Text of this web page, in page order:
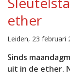
ether
Leiden, 23 februari
Sinds
uit in de ether.